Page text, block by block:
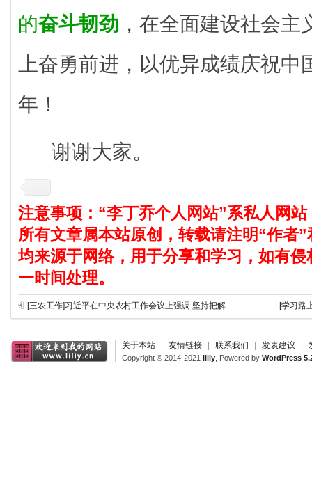
的奋斗韧劲 ，在全面建设社会
上奋勇前进，以优异成绩庆祝
年！
谢谢大家。
注意事项：“李丁乔个人网站”系私人网
所有文章属本站原创，转载请注明“作者
均来源于网络，用于分享和学习，如有
一时间处理。
[学习路
关于本站 | 友情链接 | 联系我们 | 发表建议 |
Copyright © 2014-2021 liliy , Powered by WordPress